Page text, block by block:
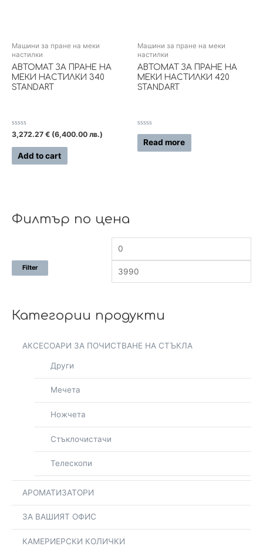
Филтър по цена
Filter
Категории продукти
АКСЕСОАРИ ЗА ПОЧИСТВАНЕ НА СТЪКЛА
Други
Мечета
Ножчета
Стъклочистачи
Телескопи
АРОМАТИЗАТОРИ
ЗА ВАШИЯТ ОФИС
КАМЕРИЕРСКИ КОЛИЧКИ
Машини за пране на меки
настилки
АВТОМАТ ЗА ПРАНЕ НА
МЕКИ НАСТИЛКИ 340
STANDART
Rated
0
out
3,272.27 € (6,400.00 лв.)
Add to cart
Машини за пране на меки
настилки
АВТОМАТ ЗА ПРАНЕ НА
МЕКИ НАСТИЛКИ 420
STANDART
Rated
out
of
Read more